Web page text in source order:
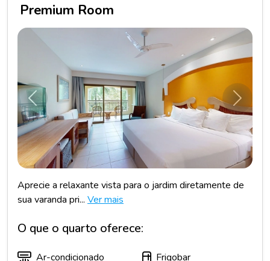
Premium Room
Anterior
Aprecie a relaxante vista para o jardim diretamente de
sua varanda pri... Ver mais
O que o quarto oferece:
Ar-condicionado Frigobar